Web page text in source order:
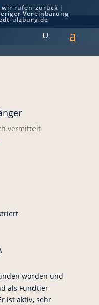
wir rufen zurück |
Vereinbarung
ulzburg.de
vermittelt
worden und
als Fundtier
ist aktiv, sehr